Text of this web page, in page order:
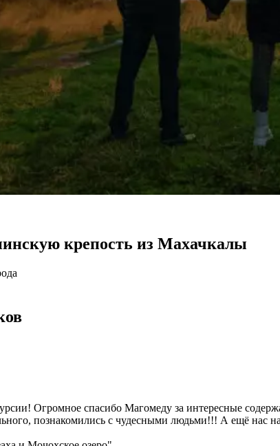
крепость из Махачкалы
Огромное спасибо Магомеду за интересные
познакомились с чудесными людьми!!! А ещё